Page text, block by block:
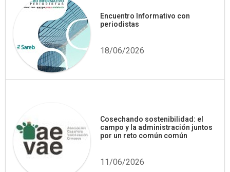
Encuentro Informativo con
periodistas
18/06/2026
Cosechando sostenibilidad: el
campo y la administración juntos
por un reto común común
11/06/2026